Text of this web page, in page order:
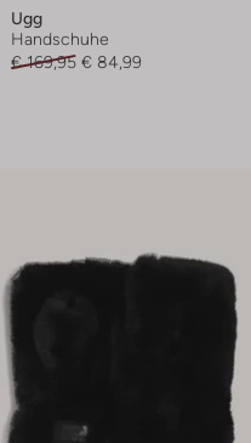
Ugg
Handschuhe
€ 169,95 € 84,99